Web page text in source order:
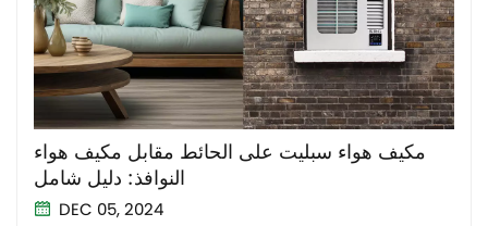
مكيف هواء سبليت على الحائط مقابل مكيف هواء
النوافذ: دليل شامل
DEC 05, 2024